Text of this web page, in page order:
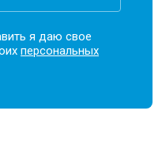
я даю свое
персональных